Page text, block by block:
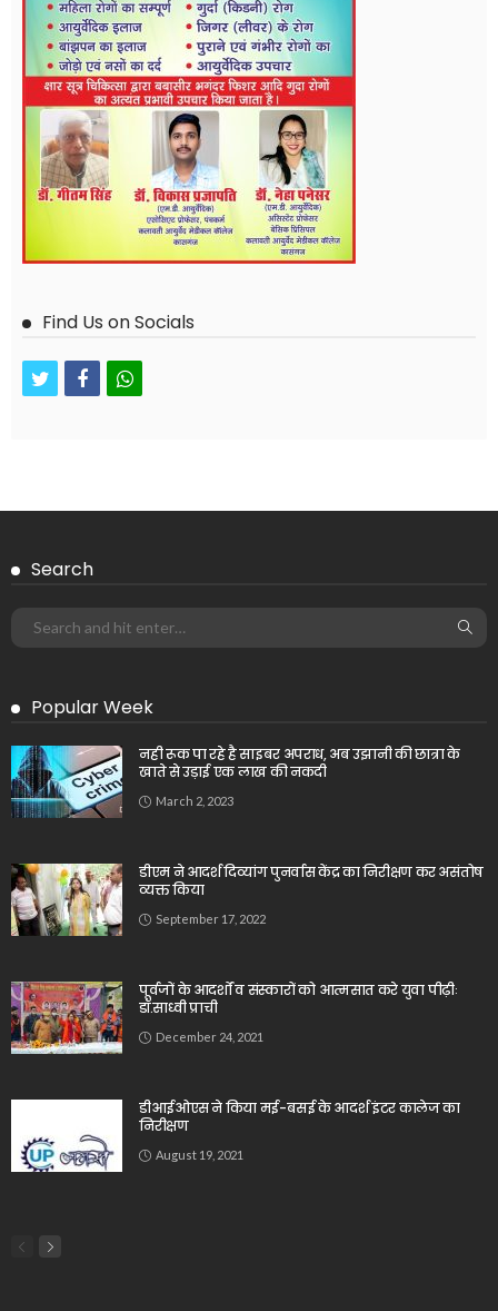
Find Us on Socials
twitterfacebookwhatsapp
Search
Popular Week
नही रूक पा रहे है साइबर अपराध, अब उझानी की छात्रा के
खाते से उड़ाई एक लाख की नकदी
March 2, 2023
डीएम ने आदर्श दिव्यांग पुनर्वास केंद्र का निरीक्षण कर असंतोष
व्यक्त किया
September 17, 2022
पूर्वजों के आदर्शों व संस्कारों को आत्मसात करे युवा पीढ़ीः
डॉ.साध्वी प्राची
December 24, 2021
डीआईओएस ने किया मई-बसई के आदर्श इंटर कालेज का
निरीक्षण
August 19, 2021